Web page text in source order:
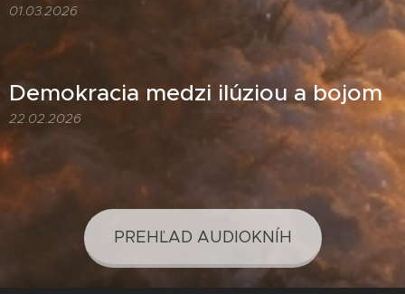
01.03.2026
Demokracia medzi ilúziou a bojom
22.02.2026
PREHĽAD AUDIOKNÍH